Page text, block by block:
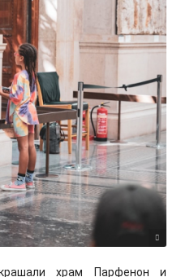
Mieke Campbell/unsplash
храм Парфенон и